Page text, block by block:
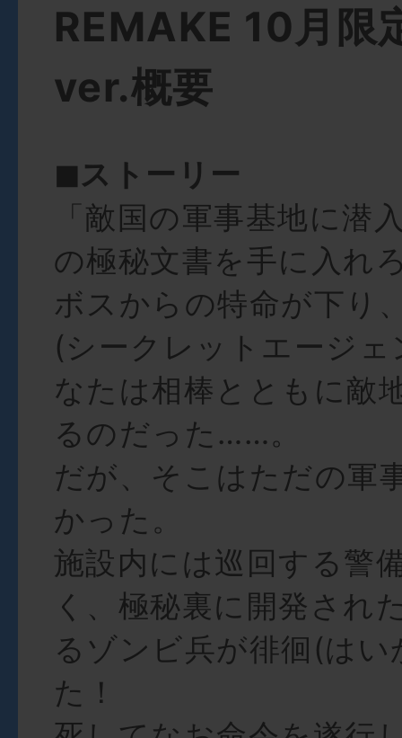
REMAKE 10月限
ver.概要
◼︎ストーリー
「敵国の軍事基地に潜
の極秘文書を手に入れ
ボスからの特命が下り
(シークレットエージ
なたは相棒とともに敵
るのだった……。
だが、そこはただの軍
かった。
施設内には巡回する警
く、極秘裏に開発され
るゾンビ兵が徘徊(は
た！